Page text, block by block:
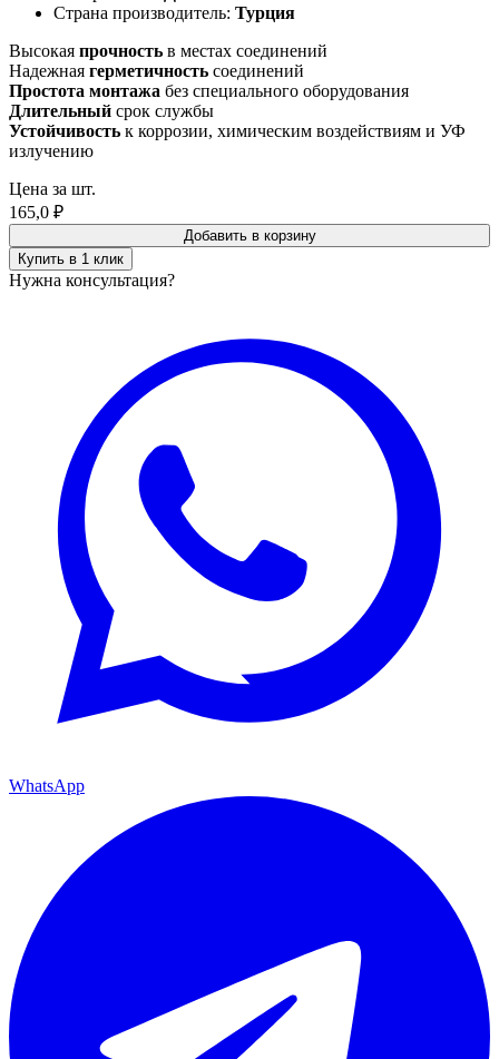
Страна производитель: Турция
Высокая прочность в местах соединений
Надежная герметичность соединений
Простота монтажа без специального оборудования
Длительный срок службы
Устойчивость к коррозии, химическим воздействиям и УФ
излучению
Цена за шт.
165,0 ₽
Добавить в корзину
Купить в 1 клик
Нужна консультация?
WhatsApp